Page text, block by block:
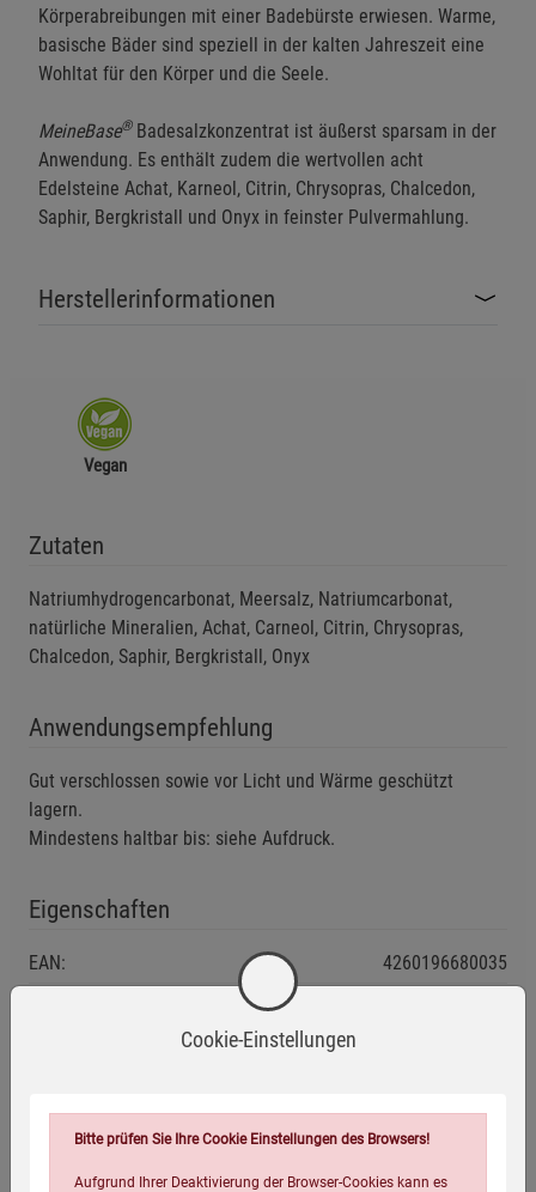
Körperabreibungen mit einer Badebürste erwiesen. Warme,
basische Bäder sind speziell in der kalten Jahreszeit eine
Wohltat für den Körper und die Seele.
MeineBase®Badesalzkonzentrat ist äußerst sparsam in der
Anwendung. Es enthält zudem die wertvollen acht
Edelsteine Achat, Karneol, Citrin, Chrysopras, Chalcedon,
Saphir, Bergkristall und Onyx in feinster Pulvermahlung.
Herstellerinformationen
Vegan
Zutaten
Natriumhydrogencarbonat, Meersalz, Natriumcarbonat,
natürliche Mineralien, Achat, Carneol, Citrin, Chrysopras,
Chalcedon, Saphir, Bergkristall, Onyx
Anwendungsempfehlung
Gut verschlossen sowie vor Licht und Wärme geschützt
lagern.
Mindestens haltbar bis: siehe Aufdruck.
Eigenschaften
EAN:
4260196680035
Verpackungsgewicht:Cookie-Einstellungen
Bitte prüfen Sie Ihre Cookie Einstellungen des Browsers!
Aufgrund Ihrer Deaktivierung der Browser-Cookies kann es